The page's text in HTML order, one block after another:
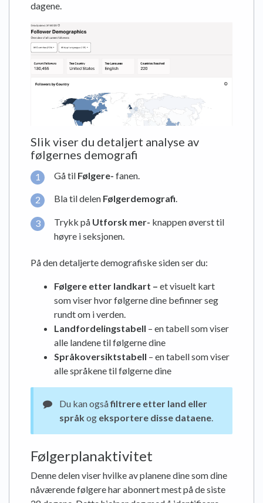
dagene.
Slik viser du detaljert analyse av
følgernes demografi
Gå til Følgere- fanen.
Bla til delen Følgerdemografi.
Trykk på Utforsk mer- knappen øverst til
høyre i seksjonen.
På den detaljerte demografiske siden ser du:
Følgere etter landkart – et visuelt kart
som viser hvor følgerne dine befinner seg
rundt om i verden.
Landfordelingstabell – en tabell som viser
alle landene til følgerne dine
Språkoversiktstabell – en tabell som viser
alle språkene til følgerne dine
Du kan ogsåfiltrere etter land eller
språkog eksportere disse dataene
Følgerplanaktivitet
Denne delen viser hvilke av planene dine som dine
nåværende følgere har abonnert mest på de siste